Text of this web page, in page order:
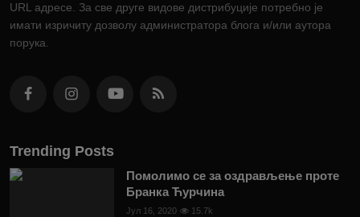
URL адресе. За све друге видове дистрибуције потребно је
имати изричиту дозволу администратора блога и/или аутора
порука.
Trending Posts
Помолимо се за оздрављење проте
Бранка Ћурчина
Јул 16, 2020 15.7k